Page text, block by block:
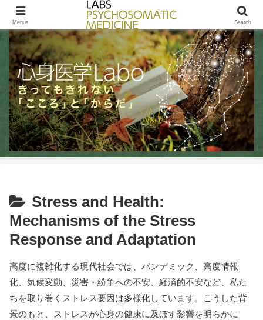
きってもきれないこころとからだ / LABs PSYCHOSOMATIC MEDICINE
Stress and Health:
Mechanisms of the Stress
Response and Adaptation
高度に複雑化する現代社会では、パンデミック、高度情報
化、気候変動、災害・紛争への不安、経済的不安など、私た
ちを取り巻くストレス要因は多様化しています。こうした背
景のもと、ストレスが心身の健康に及ぼす影響を明らかに
Menus Search